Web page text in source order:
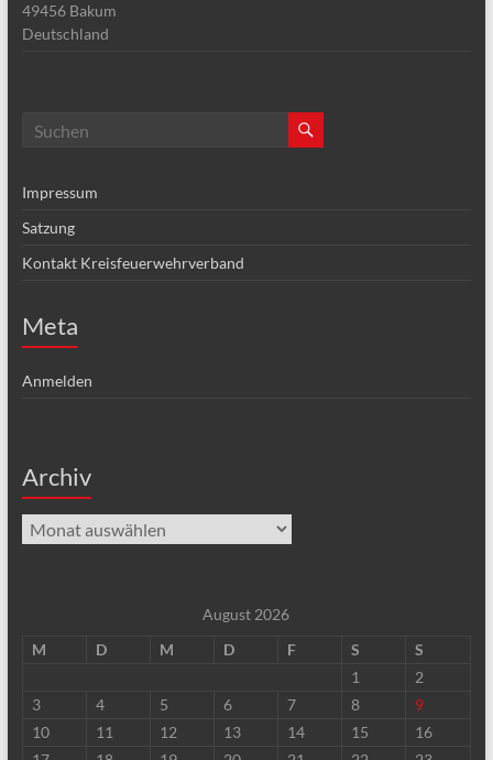
49456 Bakum
Deutschland
Impressum
Satzung
Kontakt Kreisfeuerwehrverband
Meta
Anmelden
Archiv
Archiv
August 2026
M
D M D F S
S
1
2
3
4 5 6 7 8
9
10
11 12 13 14 15
16